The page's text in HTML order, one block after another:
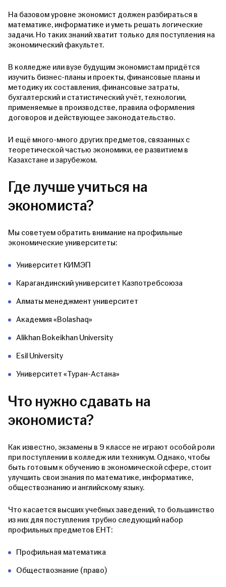
На базовом уровне экономист должен разбираться в
математике, информатике и уметь решать логические
задачи. Но таких знаний хватит только для поступления на
экономический факультет.
В колледже или вузе будущим экономистам придётся
изучить бизнес-планы и проекты, финансовые планы и
методику их составления, финансовые затраты,
бухгалтерский и статистический учёт, технологии,
применяемые в производстве, правила оформления
договоров и действующее законодательство.
И ещё много-много других предметов, связанных с
теоретической частью экономики, ее развитием в
Казахстане и зарубежом.
Где лучше учиться на
экономиста?
Мы советуем обратить внимание на профильные
экономические университеты:
Университет КИМЭП
Карагандинский университет Казпотребсоюза
Алматы менеджмент университет
Академия «Bolashaq»
Alikhan Bokeikhan University
Esil University
Университет «Туран-Астана»
Что нужно сдавать на
экономиста?
Как известно, экзамены в 9 классе не играют особой роли
при поступлении в колледж или техникум. Однако, чтобы
быть готовым к обучению в экономической сфере, стоит
улучшить свои знания по математике, информатике,
обществознанию и английскому языку.
Что касается высших учебных заведений, то большинство
из них для поступления трубно следующий набор
профильных предметов ЕНТ:
Профильная математика
Обществознание (право)